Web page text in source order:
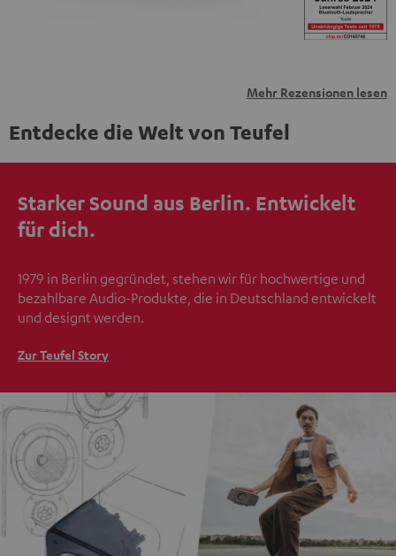
Mehr Rezensionen lesen
Entdecke die Welt von Teufel
Starker Sound aus Berlin. Entwickelt
für dich.
1979 in Berlin gegründet, stehen wir für hochwertige und
bezahlbare Audio-Produkte, die in Deutschland entwickelt
und designt werden.
Zur Teufel Story